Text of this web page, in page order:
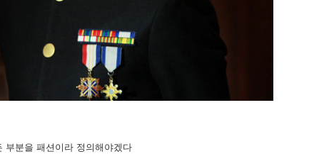
부분을 패션이라 정의해야겠다